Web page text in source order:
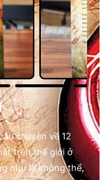
chuyện về 12
trên thế giới ở
như là không thể,